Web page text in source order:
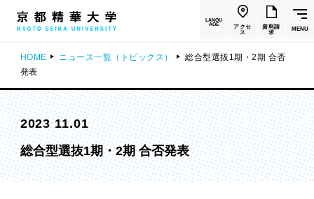
LANGU
AGE
アクセ
ス
資料請
求
MENU
HOME ニュース一覧（トピックス）
総合型選抜1期・2期 合否
発表
2023 11.01
総合型選抜1期・2期 合否発表